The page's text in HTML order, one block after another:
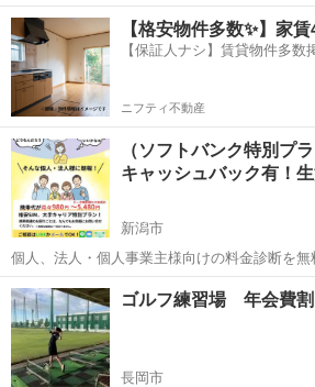
か？ お客様の元へ訪問しトラブルを解決しま
ターネット回線やPC関連のトラブルに対応し
対応しております。 まず...
新潟 新潟市 その他 無料
【格安物件多数✨】家
【保証人ナシ】賃貸物件多数
ニフティ不動産
（ソフトバンク特別プ
キャッシュバック有！
新潟市
個人、法人・個人事業主様向けの料金診断を無料
社では、個人向けの格安料金プランや法人・
バンク特別料金プランを取り扱っています。 弊
規代理店です。私どもが提供...
新潟 新潟市 その他 無料
ゴルフ練習場 年会費
長岡市